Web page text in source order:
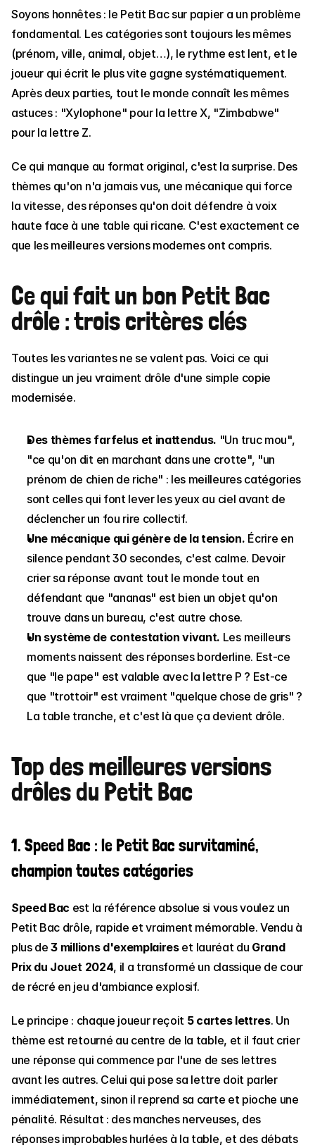
Soyons honnêtes : le Petit Bac sur papier a un problème
fondamental. Les catégories sont toujours les mêmes
(prénom, ville, animal, objet…), le rythme est lent, et le
joueur qui écrit le plus vite gagne systématiquement.
Après deux parties, tout le monde connaît les mêmes
astuces : "Xylophone" pour la lettre X, "Zimbabwe"
pour la lettre Z.
Ce qui manque au format original, c'est la surprise. Des
thèmes qu'on n'a jamais vus, une mécanique qui force
la vitesse, des réponses qu'on doit défendre à voix
haute face à une table qui ricane. C'est exactement ce
que les meilleures versions modernes ont compris.
Ce qui fait un bon Petit Bac
drôle : trois critères clés
Toutes les variantes ne se valent pas. Voici ce qui
distingue un jeu vraiment drôle d'une simple copie
modernisée.
Des thèmes farfelus et inattendus. "Un truc mou",
"ce qu'on dit en marchant dans une crotte", "un
prénom de chien de riche" : les meilleures catégories
sont celles qui font lever les yeux au ciel avant de
déclencher un fou rire collectif.
Une mécanique qui génère de la tension. Écrire en
silence pendant 30 secondes, c'est calme. Devoir
crier sa réponse avant tout le monde tout en
défendant que "ananas" est bien un objet qu'on
trouve dans un bureau, c'est autre chose.
Un système de contestation vivant. Les meilleurs
moments naissent des réponses borderline. Est-ce
que "le pape" est valable avec la lettre P ? Est-ce
que "trottoir" est vraiment "quelque chose de gris" ?
La table tranche, et c'est là que ça devient drôle.
Top des meilleures versions
drôles du Petit Bac
1. Speed Bac : le Petit Bac survitaminé,
champion toutes catégories
Speed Bac est la référence absolue si vous voulez un
Petit Bac drôle, rapide et vraiment mémorable. Vendu à
plus de 3 millions d'exemplaires et lauréat du Grand
Prix du Jouet 2024, il a transformé un classique de cour
de récré en jeu d'ambiance explosif.
Le principe : chaque joueur reçoit 5 cartes lettres. Un
thème est retourné au centre de la table, et il faut crier
une réponse qui commence par l'une de ses lettres
avant les autres. Celui qui pose sa lettre doit parler
immédiatement, sinon il reprend sa carte et pioche une
pénalité. Résultat : des manches nerveuses, des
réponses improbables hurlées à la table, et des débats